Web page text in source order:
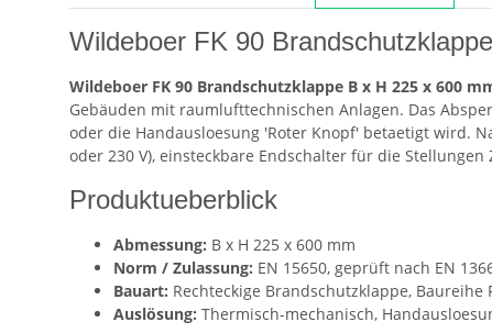
Wildeboer FK 90
Wildeboer FK 90 Brandschutzklappe B x H 225 x 600
Gebäuden mit raumlufttechnischen Anlagen. Das
oder die Handausloesung 'Roter Knopf' betaetigt wird.
oder 230 V), einsteckbare Endschalter für die
Produktueberblick
Abmessung: B x H 225 x 600 mm
Norm / Zulassung: EN 15650, geprüft nach EN
Bauart: Rechteckige Brandschutzklappe, Baureihe
Auslösung: Thermisch-mechanisch,